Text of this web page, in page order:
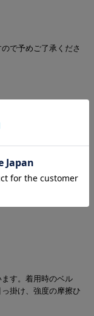
で予めご了承くださ
って見える場合がご
す。着用時のベル
掛け、強度の摩擦ひ